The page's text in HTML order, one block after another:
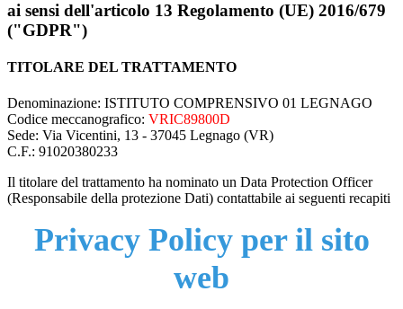
ai sensi dell'articolo 13 Regolamento (UE) 2016/679
("GDPR")
TITOLARE DEL TRATTAMENTO
Denominazione: ISTITUTO COMPRENSIVO 01 LEGNAGO
Codice meccanografico: VRIC89800D
Sede: Via Vicentini, 13 - 37045 Legnago (VR)
C.F.: 91020380233
Il titolare del trattamento ha nominato un Data Protection Officer
(Responsabile della protezione Dati) contattabile ai seguenti recapiti
Privacy Policy per il sito
web